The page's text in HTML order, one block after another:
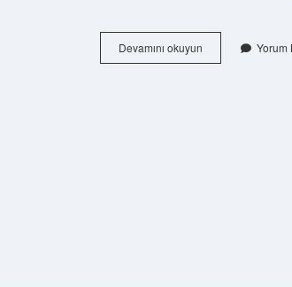
Devamını okuyun
Can
Yorum